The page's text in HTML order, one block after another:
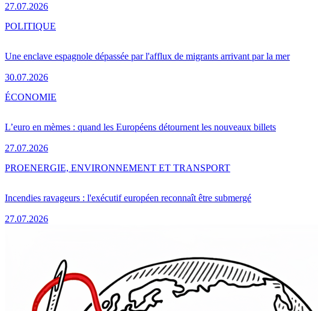
27.07.2026
Une enclave espagnole dépassée par l'afflux de migrants arrivant par la mer
30.07.2026
POLITIQUE
L’euro en mèmes : quand les Européens détournent les nouveaux billets
27.07.2026
ÉCONOMIE
Incendies ravageurs : l'exécutif européen reconnaît être submergé
27.07.2026
PROENERGIE, ENVIRONNEMENT ET TRANSPORT